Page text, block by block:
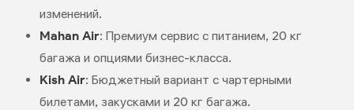
изменений.
Mahan Air: Премиум сервис с питанием, 20 кг
багажа и опциями бизнес-класса.
Kish Air: Бюджетный вариант с чартерными
билетами, закусками и 20 кг багажа.